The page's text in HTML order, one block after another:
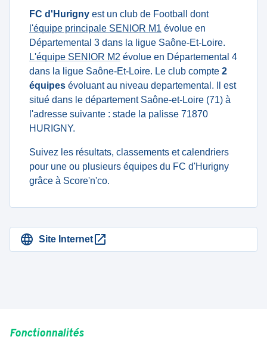
FC d'Hurigny est un club de Football dont
l'équipe principale SENIOR M1 évolue en
Départemental 3 dans la ligue Saône-Et-Loire.
L'équipe SENIOR M2 évolue en Départemental 4
dans la ligue Saône-Et-Loire. Le club compte 2
équipes évoluant au niveau departemental. Il est
situé dans le département Saône-et-Loire (71) à
l'adresse suivante : stade la palisse 71870
HURIGNY.
Suivez les résultats, classements et calendriers
pour une ou plusieurs équipes du FC d'Hurigny
grâce à Score'n'co.
Site Internet
Fonctionnalités